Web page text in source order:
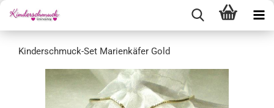
Kinderschmuck-Set Marienkäfer Gold